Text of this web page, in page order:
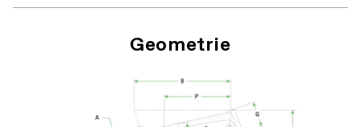
Geometrie